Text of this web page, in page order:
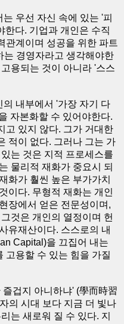
우선 자신 속에 있는 '피
한다. 기업과 개인은 수직
관계이며 성공을 위한 파트
는 경영자라고 생각해야한
용되는 것이 아니라 '스스
내부에서 '가장 자기 다
자본화할 수 있어야한다.
고 있지 않다. 그가 거대한
적이 없다. 그러나 그는 가
는 것은 지적 프로세스를
물리적 재화가 중요시 되
화가 훨씬 높은 부가가치
이다. 무형적 재화는 개인
장에서 얻은 전문성이며,
것은 개인의 열정이며 헌
유재산이다. 스스로의 내
Capital)을 끄집어 내는
고용할 수 있는 힘을 가질
겁지 아니하냐' (學而時習
의 시대 보다 지금 더 빛나
는 새로워 질 수 있다. 지